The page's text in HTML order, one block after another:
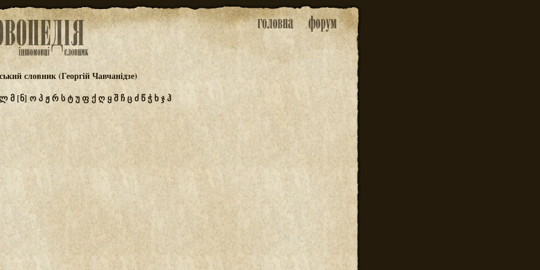
словник (Георгій Чавчанідзе)
მ [ნ] ოპჟრსტუფქღყშჩცძწჭხჯჰ